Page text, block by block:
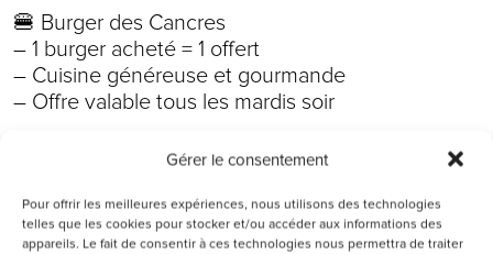
Gérer le consentement
Pour offrir les meilleures expériences, nous utilisons des technologies
telles que les cookies pour stocker et/ou accéder aux informations des
appareils. Le fait de consentir à ces technologies nous permettra de traiter
🍔 Burger des Cancres
– 1 burger acheté = 1 offert
– Cuisine généreuse et gourmande
– Offre valable tous les mardis soir
🍹 Ambiance conviviale
– Tables à partager
– Moment entre amis ou collègues